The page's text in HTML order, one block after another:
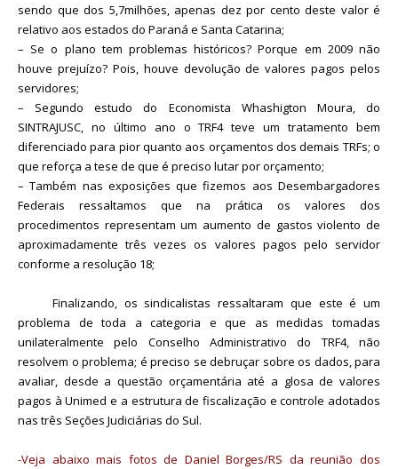
sendo que dos 5,7milhões, apenas dez por cento deste valor é
relativo aos estados do Paraná e Santa Catarina;
– Se o plano tem problemas históricos? Porque em 2009 não
houve prejuízo? Pois, houve devolução de valores pagos pelos
servidores;
– Segundo estudo do Economista Whashigton Moura, do
SINTRAJUSC, no último ano o TRF4 teve um tratamento bem
diferenciado para pior quanto aos orçamentos dos demais TRFs; o
que reforça a tese de que é preciso lutar por orçamento;
– Também nas exposições que fizemos aos Desembargadores
Federais ressaltamos que na prática os valores dos
procedimentos representam um aumento de gastos violento de
aproximadamente três vezes os valores pagos pelo servidor
conforme a resolução 18;
Finalizando, os sindicalistas ressaltaram que este é um
problema de toda a categoria e que as medidas tomadas
unilateralmente pelo Conselho Administrativo do TRF4, não
resolvem o problema; é preciso se debruçar sobre os dados, para
avaliar, desde a questão orçamentária até a glosa de valores
pagos à Unimed e a estrutura de fiscalização e controle adotados
nas três Seções Judiciárias do Sul.
-Veja abaixo mais fotos de Daniel Borges/RS da reunião dos